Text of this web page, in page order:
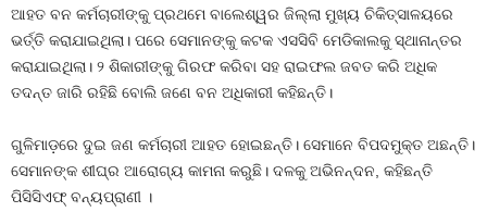
ଆହତ ବନ କର୍ମଚାରୀଙ୍କୁ ପ୍ରଥମେ ବାଲେଶ୍ୱର ଜିଲ୍ଲା ମୁଖ୍ୟ ଚିକିତ୍ସାଳୟରେ
ଭର୍ତ୍ତି କରାଯାଇଥିଲା। ପରେ ସେମାନଙ୍କୁ କଟକ ଏସସିବି ମେଡିକାଲକୁ ସ୍ଥାନାନ୍ତର
କରାଯାଇଥିଲା। ୨ ଶିକାରୀଙ୍କୁ ଗିରଫ କରିବା ସହ ରାଇଫଲ ଜବତ କରି ଅଧିକ
ତଦନ୍ତ ଜାରି ରହିଛି ବୋଲି ଜଣେ ବନ ଅଧିକାରୀ କହିଛନ୍ତି।
ଗୁଳିମାଡ଼ରେ ଦୁଇ ଜଣ କର୍ମଚାରୀ ଆହତ ହୋଇଛନ୍ତି। ସେମାନେ ବିପଦମୁକ୍ତ ଅଛନ୍ତି।
ସେମାନଙ୍କ ଶୀଘ୍ର ଆରୋଗ୍ୟ କାମନା କରୁଛି। ଦଳକୁ ଅଭିନନ୍ଦନ, କହିଛନ୍ତି
ପିସିସିଏଫ୍ ବନ୍ୟପ୍ରାଣୀ ।